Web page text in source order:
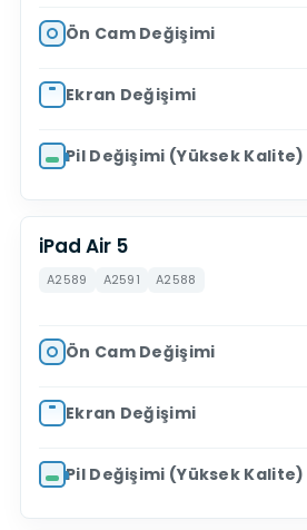
Ön Cam Değişimi
Ekran Değişimi
Pil Değişimi (Yüksek Kalite)
iPad Air 5
A2589 A2591 A2588
Ön Cam Değişimi
Ekran Değişimi
Pil Değişimi (Yüksek Kalite)